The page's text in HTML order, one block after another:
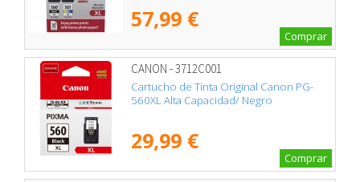
57,99 €
Comprar
CANON - 3712C001
Cartucho de Tinta Original Canon PG-
560XL Alta Capacidad/ Negro
29,99 €
Comprar